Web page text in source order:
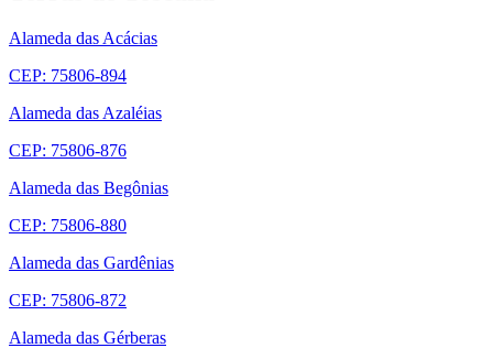
Alameda das Acácias
CEP: 75806-894
Alameda das Azaléias
CEP: 75806-876
Alameda das Begônias
CEP: 75806-880
Alameda das Gardênias
CEP: 75806-872
Alameda das Gérberas